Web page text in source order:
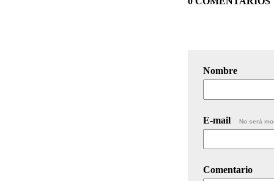
Nombre
E-mail No será
Comentario